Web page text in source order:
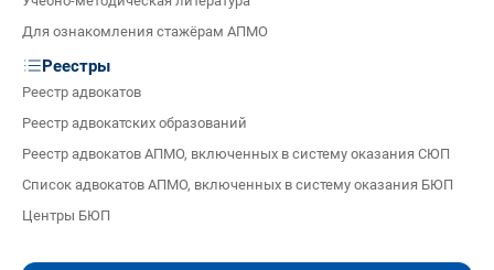
Для ознакомления стажёрам АПМО
Реестры
Реестр адвокатов
Реестр адвокатских образований
Реестр адвокатов АПМО, включенных в систему оказания СЮП
Список адвокатов АПМО, включенных в систему оказания БЮП
Центры БЮП